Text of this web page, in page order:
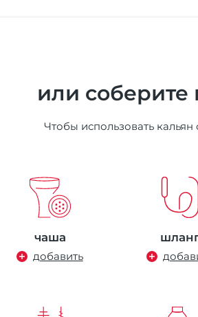
или
Чтобы использовать кальян
чаша
добавить